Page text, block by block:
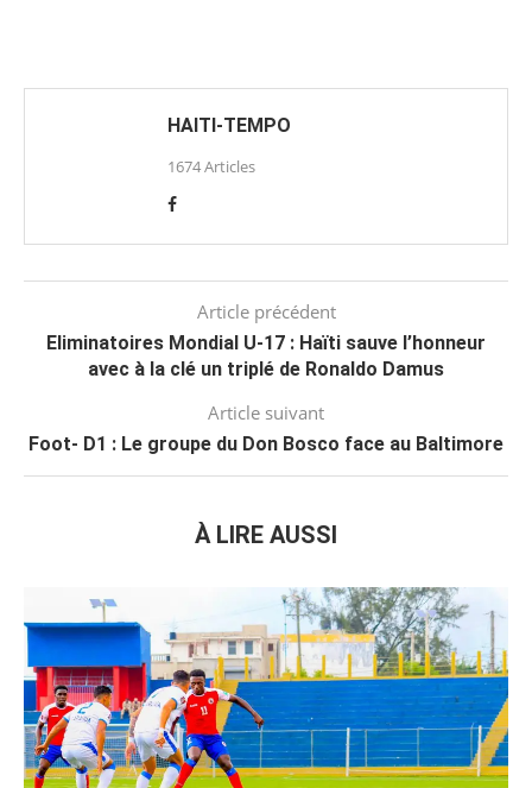
HAITI-TEMPO
1674 Articles
Article précédent
Eliminatoires Mondial U-17 : Haïti sauve l’honneur
avec à la clé un triplé de Ronaldo Damus
Article suivant
Foot- D1 : Le groupe du Don Bosco face au Baltimore
À LIRE AUSSI